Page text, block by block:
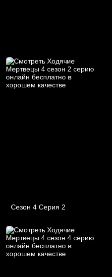
Сезон 4 Серия 2